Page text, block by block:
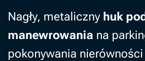
Nagły, metaliczny huk
manewrowania na
pokonywania